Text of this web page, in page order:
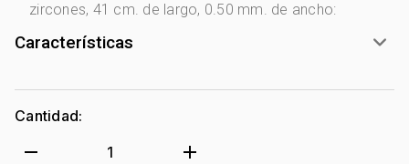
zircones, 41 cm. de largo, 0.50 mm. de ancho:
Características
Género: Mujer
Tono Metal:
Metal: Oro 18 Kilates
Corazón
Cantidad:
remove 1 add